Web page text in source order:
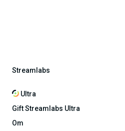
Streamlabs
Ultra
Gift Streamlabs Ultra
Om